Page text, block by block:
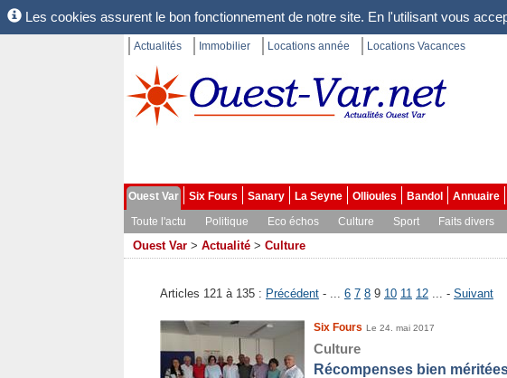
Les cookies assurent le bon fonctionnement de notre site. En l'utilisant vous
Actualités Immobilier Locations année Locations Vacances
Ouest Var Six Fours Sanary La Seyne Ollioules Bandol Annuaire
Toute l'actu
Politique Eco échos Culture Sport Faits divers
Ouest Var > Actualité > Culture
Articles 121 à 135 : Précédent - ... 6 7 8 9 10 11 12 ... - Suivant
Six Fours Le 24. mai 2017
Culture
Récompenses bien